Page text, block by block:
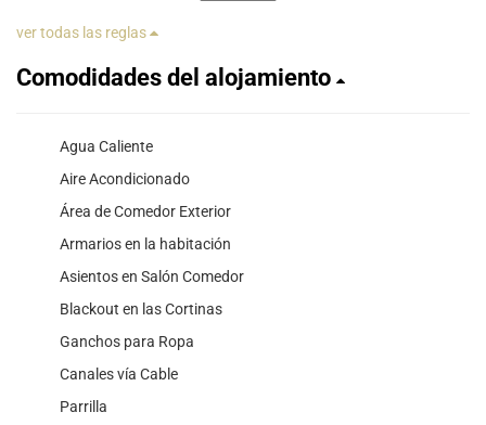
ver todas las reglas
Comodidades del alojamiento
Agua Caliente
Aire Acondicionado
Área de Comedor Exterior
Armarios en la habitación
Asientos en Salón Comedor
Blackout en las Cortinas
Ganchos para Ropa
Canales vía Cable
Parrilla